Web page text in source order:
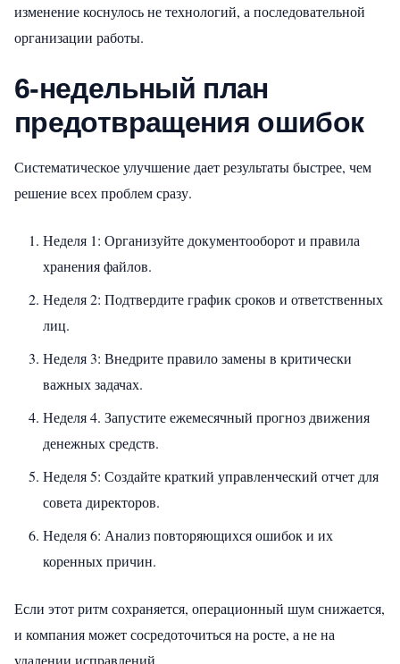
изменение коснулось не технологий, а последовательной
организации работы.
6-недельный план
предотвращения ошибок
Систематическое улучшение дает результаты быстрее, чем
решение всех проблем сразу.
Неделя 1: Организуйте документооборот и правила
хранения файлов.
Неделя 2: Подтвердите график сроков и ответственных
лиц.
Неделя 3: Внедрите правило замены в критически
важных задачах.
Неделя 4. Запустите ежемесячный прогноз движения
денежных средств.
Неделя 5: Создайте краткий управленческий отчет для
совета директоров.
Неделя 6: Анализ повторяющихся ошибок и их
коренных причин.
Если этот ритм сохраняется, операционный шум снижается,
и компания может сосредоточиться на росте, а не на
удалении исправлений.